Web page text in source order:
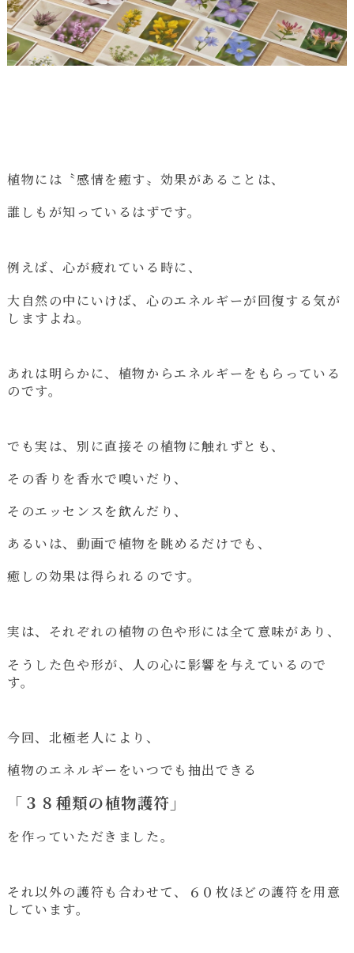
植物には〝感情を癒す〟効果があることは、
誰しもが知っているはずです。
例えば、心が疲れている時に、
大自然の中にいけば、心のエネルギーが回復する気が
しますよね。
あれは明らかに、植物からエネルギーをもらっている
のです。
でも実は、別に直接その植物に触れずとも、
その香りを香水で嗅いだり、
そのエッセンスを飲んだり、
あるいは、動画で植物を眺めるだけでも、
癒しの効果は得られるのです。
実は、それぞれの植物の色や形には全て意味があり、
そうした色や形が、人の心に影響を与えているので
す。
今回、北極老人により、
植物のエネルギーをいつでも抽出できる
「３８種類の植物護符」
を作っていただきました。
それ以外の護符も合わせて、６０枚ほどの護符を用意
しています。